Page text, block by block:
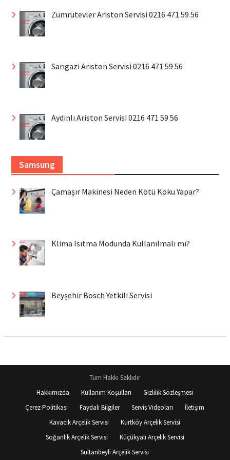
Zümrütevler Ariston Servisi 0216 471 59 56
Sarıgazi Ariston Servisi 0216 471 59 56
Aydınlı Ariston Servisi 0216 471 59 56
Samsung
Çamaşır Makinesi Neden Kötü Koku Yapar?
Klima Isıtma Modunda Kullanılmalı mı?
Beyşehir Bosch Yetkili Servisi
Tüm Hakkı Saklıdır
Hakkımızda
Kullanım Koşulları
Gizlilik Sözleşmesi
Çerez Politikası
Faydalı Bilgiler Servis Videoları
İletişim
Kavacık Arçelik Servisi
Kurtköy Arçelik Servisi
Soğanlık Arçelik Servisi
Küçükyalı Arçelik Servisi
Sultanbeyli Arçelik Servisi